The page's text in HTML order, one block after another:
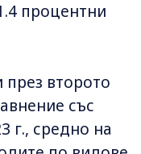
процентни
второто
със
г., средно на